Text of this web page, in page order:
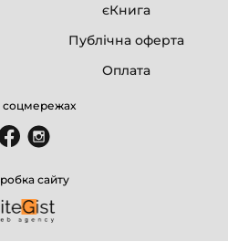
єКнига
Публічна оферта
Оплата
соцмережах
сайту